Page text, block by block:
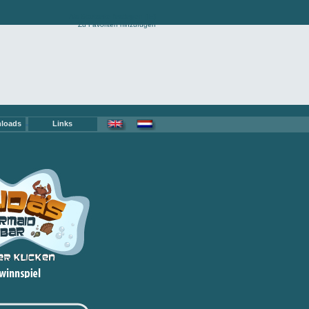
Zu Favoriten hinzufügen
Links